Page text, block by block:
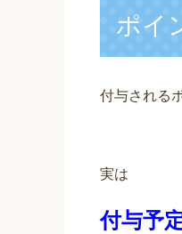
ポイ
付与される
実は
付与予